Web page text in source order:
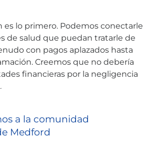
es lo primero. Podemos conectarle
de salud que puedan tratarle de
con pagos aplazados hasta
Creemos que no debería
financieras por la negligencia
a la comunidad
Medford